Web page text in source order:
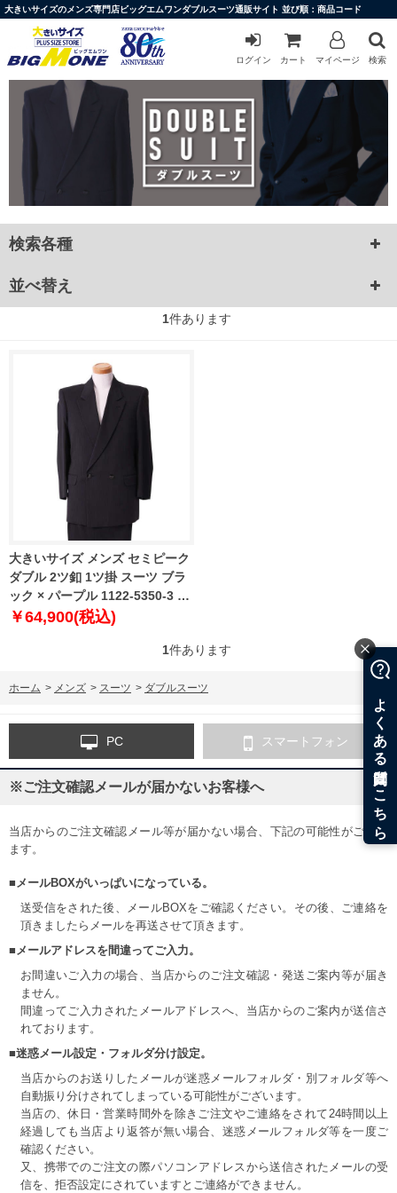
大きいサイズのメンズ専門店ビッグエムワンダブルスーツ通販サイト 並び順：商品コード
ログイン カート マイページ 検索
検索各種
並べ替え
1件あります
大きいサイズ メンズ セミピーク
ダブル 2ツ釦 1ツ掛 スーツ ブラ
ック × パープル 1122-5350-3 2L
3L 4L
￥64,900(税込)
1件あります
ホーム > メンズ > スーツ > ダブルスーツ
PC スマートフォン
※ご注文確認メールが届かないお客様へ
当店からのご注文確認メール等が届かない場合、下記の可能性がござい
ます。
■メールBOXがいっぱいになっている。
送受信をされた後、メールBOXをご確認ください。その後、ご連絡を
頂きましたらメールを再送させて頂きます。
■メールアドレスを間違ってご入力。
お間違いご入力の場合、当店からのご注文確認・発送ご案内等が届き
ません。
間違ってご入力されたメールアドレスへ、当店からのご案内が送信さ
れております。
■迷惑メール設定・フォルダ分け設定。
当店からのお送りしたメールが迷惑メールフォルダ・別フォルダ等へ
自動振り分けされてしまっている可能性がございます。
当店の、休日・営業時間外を除きご注文やご連絡をされて24時間以上
経過しても当店より返答が無い場合、迷惑メールフォルダ等を一度ご
確認ください。
又、携帯でのご注文の際パソコンアドレスから送信されたメールの受
信を、拒否設定にされていますとご連絡ができません。